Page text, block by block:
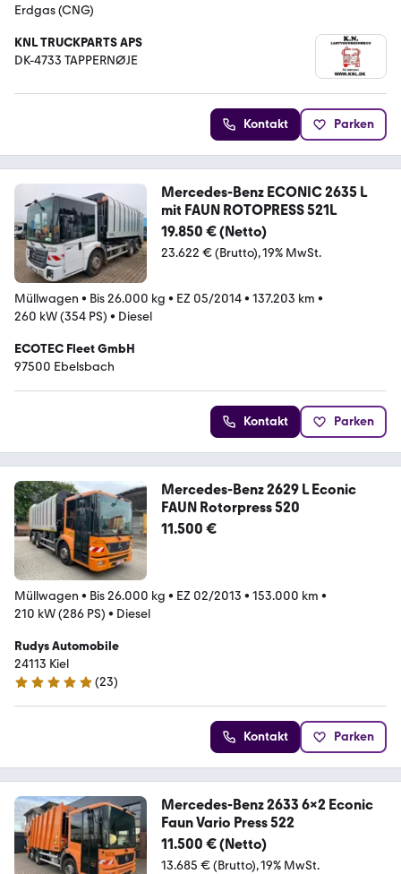
Erdgas (CNG)
KNL TRUCKPARTS APS
DK-4733 TAPPERNØJE
Kontakt Parken
Mercedes-Benz ECONIC 2635 L
mit FAUN ROTOPRESS 521L
19.850 € (Netto)
23.622 € (Brutto) 19% MwSt.
Müllwagen • Bis 26.000 kg • EZ 05/2014• 137.203 km •
260 kW (354 PS) • Diesel
ECOTEC Fleet GmbH
97500 Ebelsbach
Kontakt Parken
Mercedes-Benz 2629 L Econic
FAUN Rotorpress 520
11.500 €
Müllwagen • Bis 26.000 kg • EZ 02/2013 • 153.000 km •
210 kW (286 PS) • Diesel
Rudys Automobile
24113 Kiel
5 Sterne
(23)
Kontakt Parken
Mercedes-Benz 2633 6x2 Econic
Faun Vario Press 522
11.500 € (Netto)
13.685 € (Brutto) 19% MwSt.